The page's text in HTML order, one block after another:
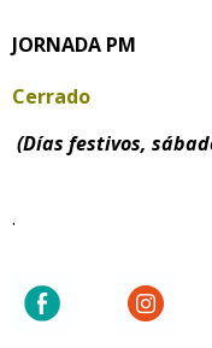
JORNADA PM
Cerrado
(Días festivos,
.